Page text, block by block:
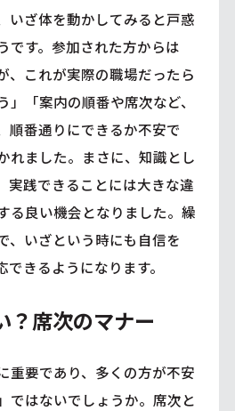
いざ体を動かしてみると戸惑
です。参加された方からは
、これが実際の職場だったら
」「案内の順番や席次など、
順番通りにできるか不安で
れました。まさに、知識とし
実践できることには大きな違
る良い機会となりました。繰
、いざという時にも自信を
きるようになります。
？席次のマナー
重要であり、多くの方が不安
ではないでしょうか。席次と